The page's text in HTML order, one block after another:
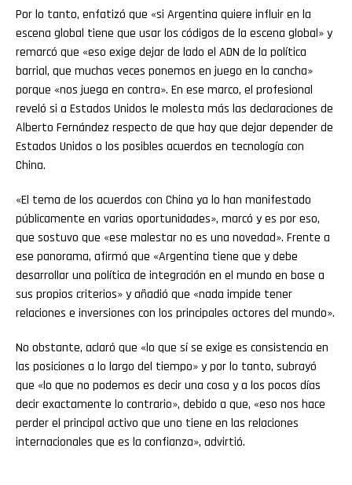
Por lo tanto, enfatizó que «si Argentina quiere influir en la
escena global tiene que usar los códigos de la escena global» y
remarcó que «eso exige dejar de lado el ADN de la política
barrial, que muchas veces ponemos en juego en la cancha»
porque «nos juega en contra». En ese marco, el profesional
reveló si a Estados Unidos le molesta más las declaraciones de
Alberto Fernández respecto de que hay que dejar depender de
Estados Unidos o los posibles acuerdos en tecnología con
China.
«El tema de los acuerdos con China ya lo han manifestado
públicamente en varias oportunidades», marcó y es por eso,
que sostuvo que «ese malestar no es una novedad». Frente a
ese panorama, afirmó que «Argentina tiene que y debe
desarrollar una política de integración en el mundo en base a
sus propios criterios» y añadió que «nada impide tener
relaciones e inversiones con los principales actores del mundo».
No obstante, aclaró que «lo que sí se exige es consistencia en
las posiciones a lo largo del tiempo» y por lo tanto, subrayó
que «lo que no podemos es decir una cosa y a los pocos días
decir exactamente lo contrario», debido a que, «eso nos hace
perder el principal activo que uno tiene en las relaciones
internacionales que es la confianza», advirtió.